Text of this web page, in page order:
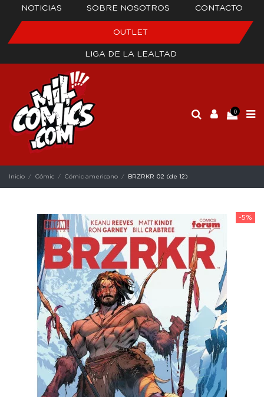
NOTICIAS SOBRE NOSOTROS CONTACTO
OUTLET
LIGA DE LA LEALTAD
0
Inicio Cómic Cómic americano BRZRKR 02 (de 12)
-5%